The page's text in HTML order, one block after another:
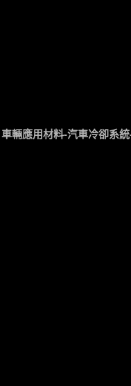
車輛應用材料-汽車冷卻系